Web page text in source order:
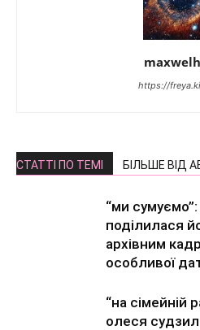
https://
СТАТТІ ПО ТЕМІ БІЛЬШЕ ВІД
“ми
поділилася
архівним
особливої
“на сімейній
олеся